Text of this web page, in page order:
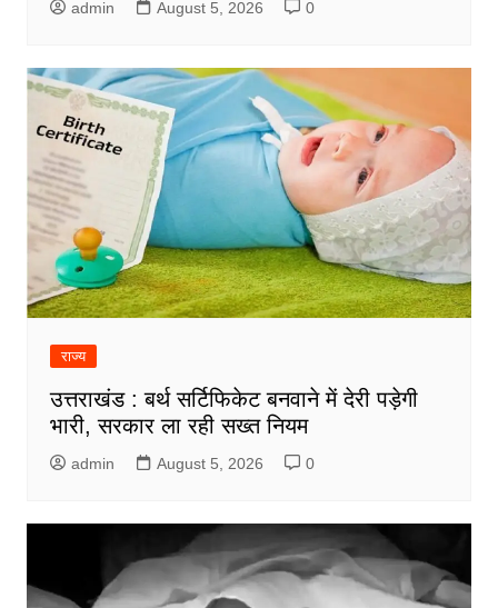
admin August 5, 2026 0
राज्य
उत्तराखंड : बर्थ सर्टिफिकेट बनवाने में देरी पड़ेगी
भारी, सरकार ला रही सख्त नियम
admin August 5, 2026 0